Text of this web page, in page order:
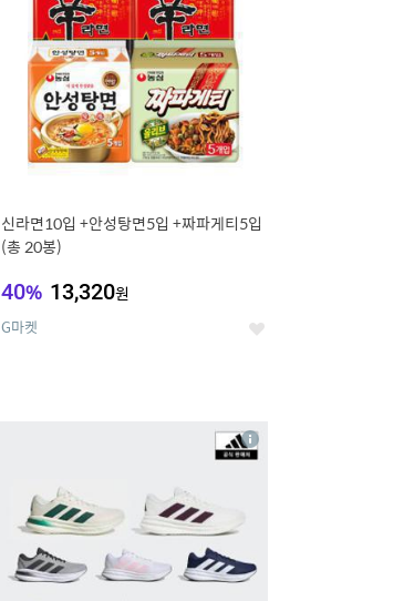
신라면10입 +안성탕면5입 +짜파게티5입
(총 20봉)
40% 13,320원
G마켓 좋
상
세